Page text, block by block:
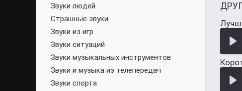
Звуки людей
Страшные звуки
Звуки из игр
Звуки ситуаций
Звуки музыкальных инструментов
Звуки и музыка из телепередач
Звуки спорта